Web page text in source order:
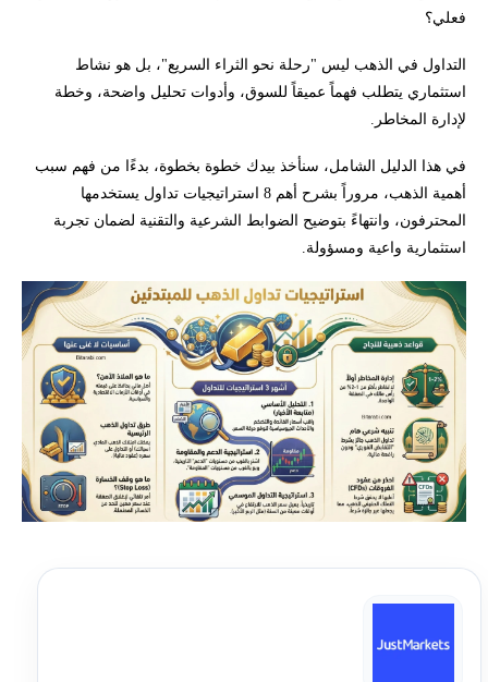
فعلي؟
التداول في الذهب ليس "رحلة نحو الثراء السريع"، بل هو نشاط
استثماري يتطلب فهماً عميقاً للسوق، وأدوات تحليل واضحة، وخطة
لإدارة المخاطر.
في هذا الدليل الشامل، سنأخذ بيدك خطوة بخطوة، بدءًا من فهم سبب
أهمية الذهب، مروراً بشرح أهم 8 استراتيجيات تداول يستخدمها
المحترفون، وانتهاءً بتوضيح الضوابط الشرعية والتقنية لضمان تجربة
استثمارية واعية ومسؤولة.